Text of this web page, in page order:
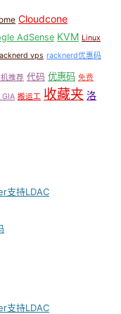
Cloudcone
AdSense KVM Linux
vps racknerd优惠码
推荐 代码 优惠码 免费
GIA 搬运工 收藏夹 洛
支持LDAC
支持LDAC